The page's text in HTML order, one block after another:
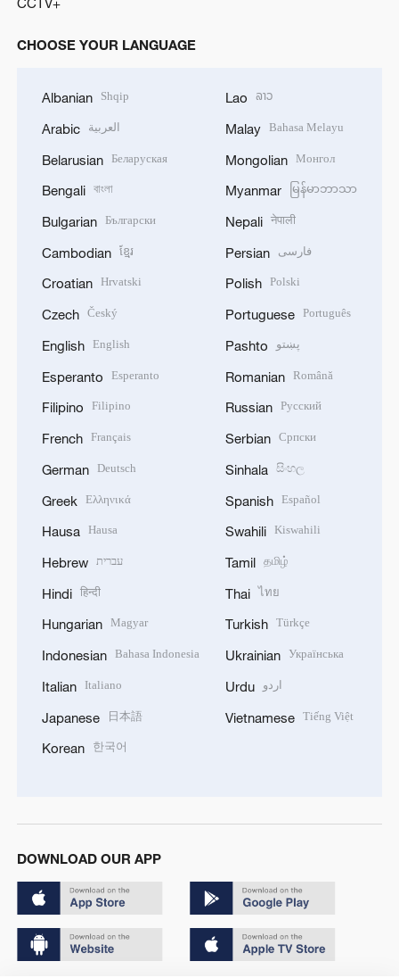
CHOOSE YOUR LANGUAGE
Albanian Shqip
Arabic العربية
Belarusian Беларуская
Bengali বাংলা
Bulgarian Български
Cambodian ខ្មែរ
Croatian Hrvatski
Czech Český
English English
Esperanto Esperanto
Filipino Filipino
French Français
German Deutsch
Greek Ελληνικά
Hausa Hausa
Hebrew עברית
Hindi हिन्दी
Hungarian Magyar
Indonesian Bahasa Indonesia
Italian Italiano
Japanese 日本語
Korean 한국어
Lao ລາວ
Malay Bahasa Melayu
Mongolian Монгол
Myanmar မြန်မာဘာသာ
Nepali नेपाली
Persian فارسی
Polish Polski
Portuguese Português
Pashto پښتو
Romanian Română
Russian Русский
Serbian Српски
Sinhala සිංහල
Spanish Español
Swahili Kiswahili
Tamil தமிழ்
Thai ไทย
Turkish Türkçe
Ukrainian Українська
Urdu اردو
Vietnamese Tiếng Việt
DOWNLOAD OUR APP